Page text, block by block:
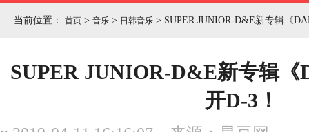
当前位置： 首页 > 音乐 > 日韩音乐 > SUPER JUNIOR-D&E新专辑《
SUPER JUNIOR-D&E新专辑《
开D-3！